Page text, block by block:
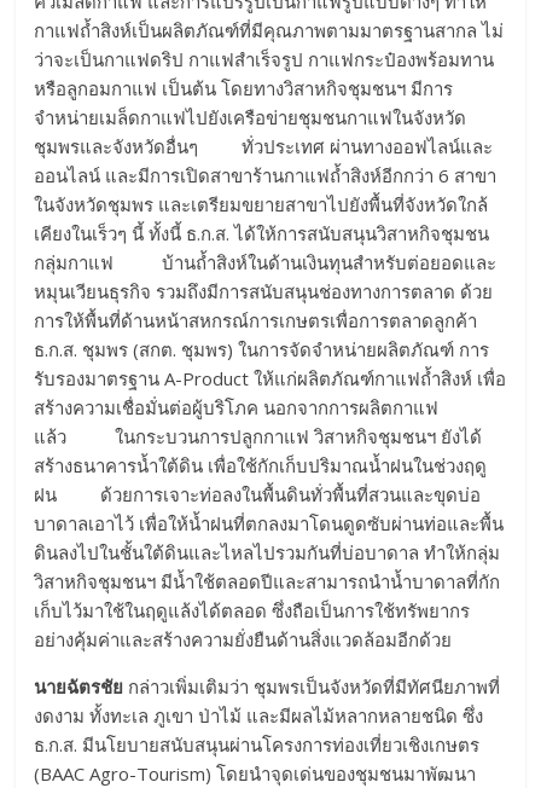
กาแฟถ้ำสิงห์เป็นผลิตภัณฑ์ที่มีคุณภาพตามมาตรฐานสากล ไม่
ว่าจะเป็นกาแฟดริป กาแฟสำเร็จรูป กาแฟกระป๋องพร้อมทาน
หรือลูกอมกาแฟ เป็นต้น โดยทางวิสาหกิจชุมชนฯ มีการ
จำหน่ายเมล็ดกาแฟไปยังเครือข่ายชุมชนกาแฟในจังหวัด
ชุมพรและจังหวัดอื่นๆ ทั่วประเทศ ผ่านทางออฟไลน์และ
ออนไลน์ และมีการเปิดสาขาร้านกาแฟถ้ำสิงห์อีกกว่า 6 สาขา
ในจังหวัดชุมพร และเตรียมขยายสาขาไปยังพื้นที่จังหวัดใกล้
เคียงในเร็วๆ นี้ ทั้งนี้ ธ.ก.ส. ได้ให้การสนับสนุนวิสาหกิจชุมชน
กลุ่มกาแฟ บ้านถ้ำสิงห์ในด้านเงินทุนสำหรับต่อยอดและ
หมุนเวียนธุรกิจ รวมถึงมีการสนับสนุนช่องทางการตลาด ด้วย
การให้พื้นที่ด้านหน้าสหกรณ์การเกษตรเพื่อการตลาดลูกค้า
ธ.ก.ส. ชุมพร (สกต. ชุมพร) ในการจัดจำหน่ายผลิตภัณฑ์ การ
รับรองมาตรฐาน A-Product ให้แก่ผลิตภัณฑ์กาแฟถ้ำสิงห์ เพื่อ
สร้างความเชื่อมั่นต่อผู้บริโภค นอกจากการผลิตกาแฟ
แล้ว ในกระบวนการปลูกกาแฟ วิสาหกิจชุมชนฯ ยังได้
สร้างธนาคารน้ำใต้ดิน เพื่อใช้กักเก็บปริมาณน้ำฝนในช่วงฤดู
ฝน ด้วยการเจาะท่อลงในพื้นดินทั่วพื้นที่สวนและขุดบ่อ
บาดาลเอาไว้ เพื่อให้น้ำฝนที่ตกลงมาโดนดูดซับผ่านท่อและพื้น
ดินลงไปในชั้นใต้ดินและไหลไปรวมกันที่บ่อบาดาล ทำให้กลุ่ม
วิสาหกิจชุมชนฯ มีน้ำใช้ตลอดปีและสามารถนำน้ำบาดาลที่กัก
เก็บไว้มาใช้ในฤดูแล้งได้ตลอด ซึ่งถือเป็นการใช้ทรัพยากร
อย่างคุ้มค่าและสร้างความยั่งยืนด้านสิ่งแวดล้อมอีกด้วย
นายฉัตรชัย กล่าวเพิ่มเติมว่า ชุมพรเป็นจังหวัดที่มีทัศนียภาพที่
งดงาม ทั้งทะเล ภูเขา ป่าไม้ และมีผลไม้หลากหลายชนิด ซึ่ง
ธ.ก.ส. มีนโยบายสนับสนุนผ่านโครงการท่องเที่ยวเชิงเกษตร
(BAAC Agro-Tourism) โดยนำจุดเด่นของชุมชนมาพัฒนา